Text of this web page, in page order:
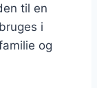
til en
i
og